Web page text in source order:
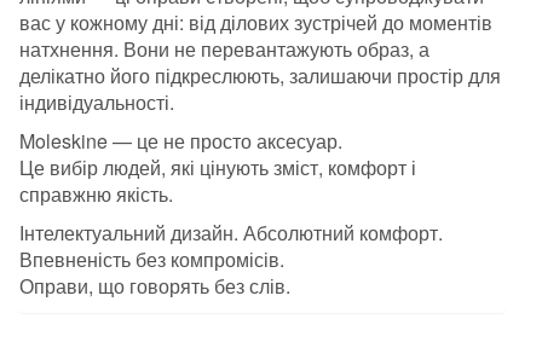
вас у кожному дні: від ділових зустрічей до моментів
натхнення. Вони не перевантажують образ, а
делікатно його підкреслюють, залишаючи простір для
індивідуальності.
Moleskine — це не просто аксесуар.
Це вибір людей, які цінують зміст, комфорт і
справжню якість.
Інтелектуальний дизайн. Абсолютний комфорт.
Впевненість без компромісів.
Оправи, що говорять без слів.